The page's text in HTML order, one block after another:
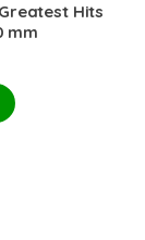
Hits
mm